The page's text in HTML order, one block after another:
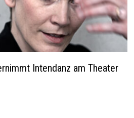
Intendanz am Theater